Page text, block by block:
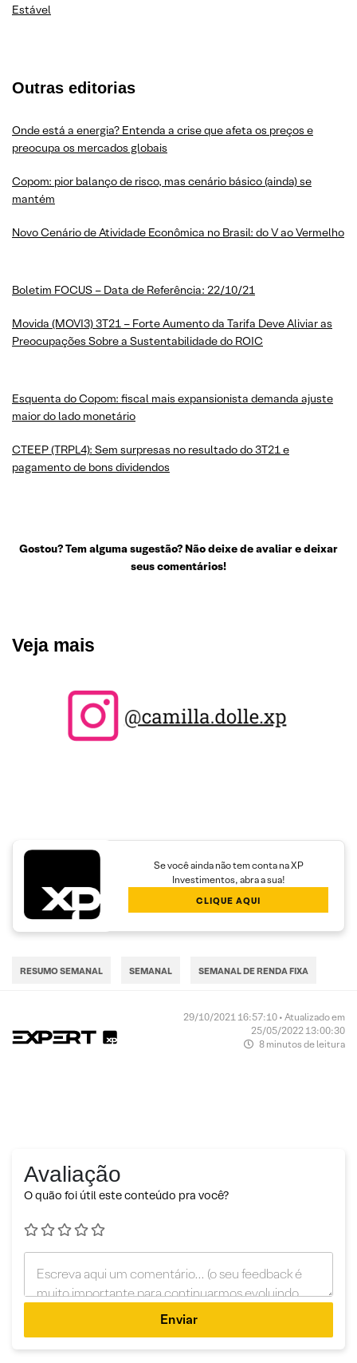
Estável
Outras editorias
Onde está a energia? Entenda a crise que afeta os preços e
preocupa os mercados globais
Copom: pior balanço de risco, mas cenário básico (ainda) se
mantém
Novo Cenário de Atividade Econômica no Brasil: do V ao Vermelho
Boletim FOCUS – Data de Referência: 22/10/21
Movida (MOVI3) 3T21 – Forte Aumento da Tarifa Deve Aliviar as
Preocupações Sobre a Sustentabilidade do ROIC
Esquenta do Copom: fiscal mais expansionista demanda ajuste
maior do lado monetário
CTEEP (TRPL4): Sem surpresas no resultado do 3T21 e
pagamento de bons dividendos
Gostou? Tem alguma sugestão? Não deixe de avaliar e deixar
seus comentários!
Veja mais
Se você ainda não tem conta na XP
Investimentos, abra a sua!
CLIQUE AQUI
RESUMO SEMANAL SEMANAL SEMANAL DE RENDA FIXA
29/10/2021 16:57:10 • Atualizado em
25/05/2022 13:00:30
8 minutos de leitura
Avaliação
O quão foi útil este conteúdo pra você?
Enviar